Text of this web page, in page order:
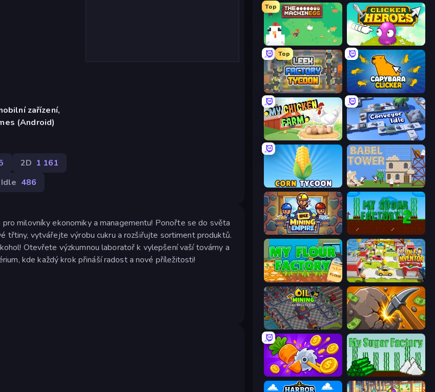
zařízení,
(Android)
2D 1 161
Idle 486
milovníky ekonomiky a managementu! Ponořte se do světa
třtiny, vytvářejte výrobu cukru a rozšiřujte sortiment produktů.
Otevřete výzkumnou laboratoř k vylepšení vaší továrny a
kde každý krok přináší radost a nové příležitosti!
Top
The MachinEGG Clicker Heroes
Top
Leek Factory Tycoon Capybara Clicker
My Chicken Farm Conveyor Idle
Corn Tycoon Babel Tower
Idle Mining Empire My Sugar Factory 2
My Flour Factory Idle Inventor
Oil Mining 3D: Petrol Factory Mine Clicker
Farm Ring Idle My Sugar Factory